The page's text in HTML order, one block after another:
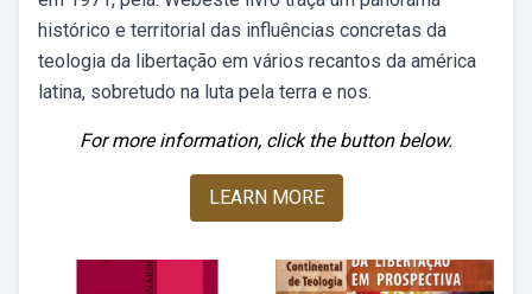
histórico e territorial das influências concretas da
teologia da libertação em vários recantos da américa
latina, sobretudo na luta pela terra e nos.
For more information, click the button below.
LEARN MORE